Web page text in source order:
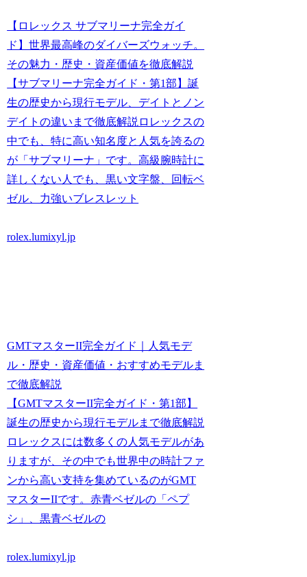
【ロレックス サブマリーナ完全ガイ
ド】世界最高峰のダイバーズウォッチ。
その魅力・歴史・資産価値を徹底解説
【サブマリーナ完全ガイド・第1部】誕
生の歴史から現行モデル、デイトとノン
デイトの違いまで徹底解説ロレックスの
中でも、特に高い知名度と人気を誇るの
が「サブマリーナ」です。高級腕時計に
詳しくない人でも、黒い文字盤、回転ベ
ゼル、力強いブレスレット
rolex.lumixyl.jp
GMTマスターII完全ガイド｜人気モデ
ル・歴史・資産価値・おすすめモデルま
で徹底解説
【GMTマスターII完全ガイド・第1部】
誕生の歴史から現行モデルまで徹底解説
ロレックスには数多くの人気モデルがあ
りますが、その中でも世界中の時計ファ
ンから高い支持を集めているのがGMT
マスターIIです。赤青ベゼルの「ペプ
シ」、黒青ベゼルの
rolex.lumixyl.jp